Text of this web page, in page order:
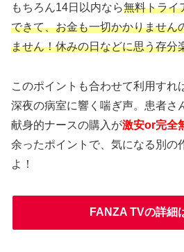
もちろん14日以内なら無料トライ
できて、お金も一切かかりません
ません！休みの日などに思う存分
このポイントも合わせて利用すれ
深夜の病室に響く喘ぎ声。患者さ
献身的ナースの購入が激安or完全
余ったポイントで、気になる別の
よ！
FANZA TVの詳細